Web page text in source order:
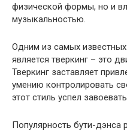
физической формы, но и
музыкальностью.
Одним из самых
является тверкинг – это
Тверкинг заставляет
умению контролировать
этот стиль успел
Популярность бути-дэнса